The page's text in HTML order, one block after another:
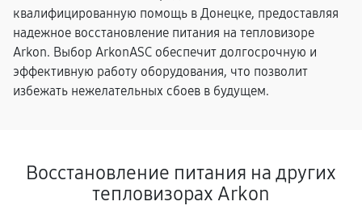
квалифицированную помощь в Донецке, предоставляя
надежное восстановление питания на тепловизоре
Arkon. Выбор ArkonASC обеспечит долгосрочную и
эффективную работу оборудования, что позволит
избежать нежелательных сбоев в будущем.
Восстановление питания на других
тепловизорах Arkon